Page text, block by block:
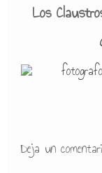
Los
Deja un